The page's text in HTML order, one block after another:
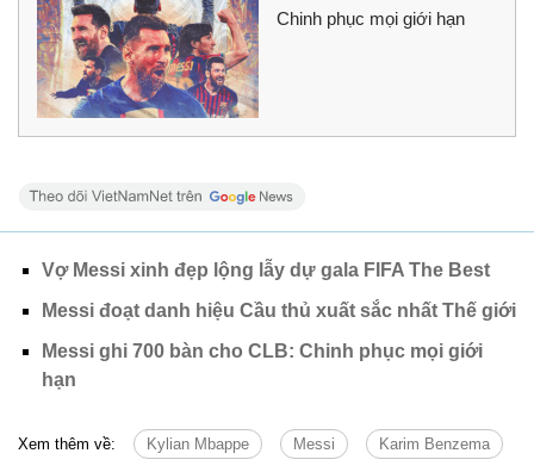
Chinh phục mọi giới hạn
Vợ Messi xinh đẹp lộng lẫy dự gala FIFA The Best
Messi đoạt danh hiệu Cầu thủ xuất sắc nhất Thế giới
Messi ghi 700 bàn cho CLB: Chinh phục mọi giới
hạn
Xem thêm về: Kylian Mbappe Messi Karim Benzema